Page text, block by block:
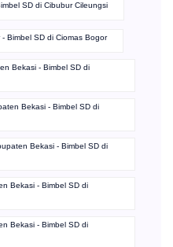
SD di Cibubur Cileungsi
Bimbel SD di Ciomas Bogor
Bekasi - Bimbel SD di
Bekasi - Bimbel SD di
Bekasi - Bimbel SD di
Bekasi - Bimbel SD di
Bekasi - Bimbel SD di